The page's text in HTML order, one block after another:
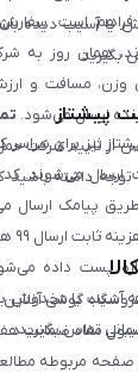
آسیب دیده
بگیرید.
همان روز به
وزن، مسافت و
ارسال می‌شود.
از تایید شرکت
پیشتاز
نیز برای
ارسال می‌شوند.
پیامک ارسال
پست داده
آسیب یا مخدوش
تماس بگیرید.
گوشی
مفاد ضمانت
صفحه مربوطه